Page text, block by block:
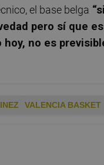
el base belga
pero sí que
no es
VALENCIA BASKET